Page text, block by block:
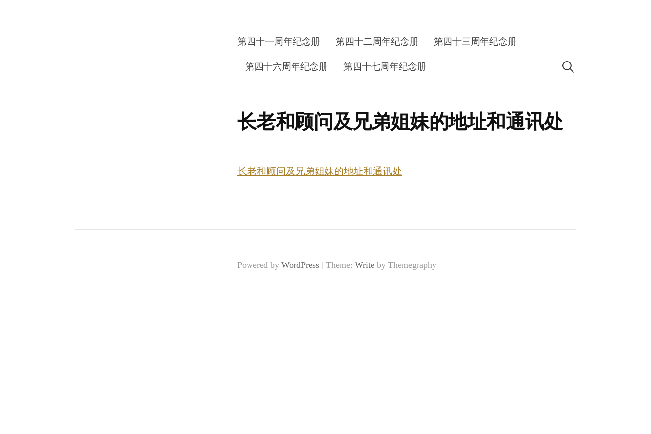
第四十一周年纪念册 第四十二周年纪念册 第四十三周年纪念册
第四十六周年纪念册 第四十七周年纪念册 Search
长老和顾问及兄弟姐妹的地址和通讯处
长老和顾问及兄弟姐妹的地址和通讯处
Powered by WordPress | Theme: Writeby Themegraphy